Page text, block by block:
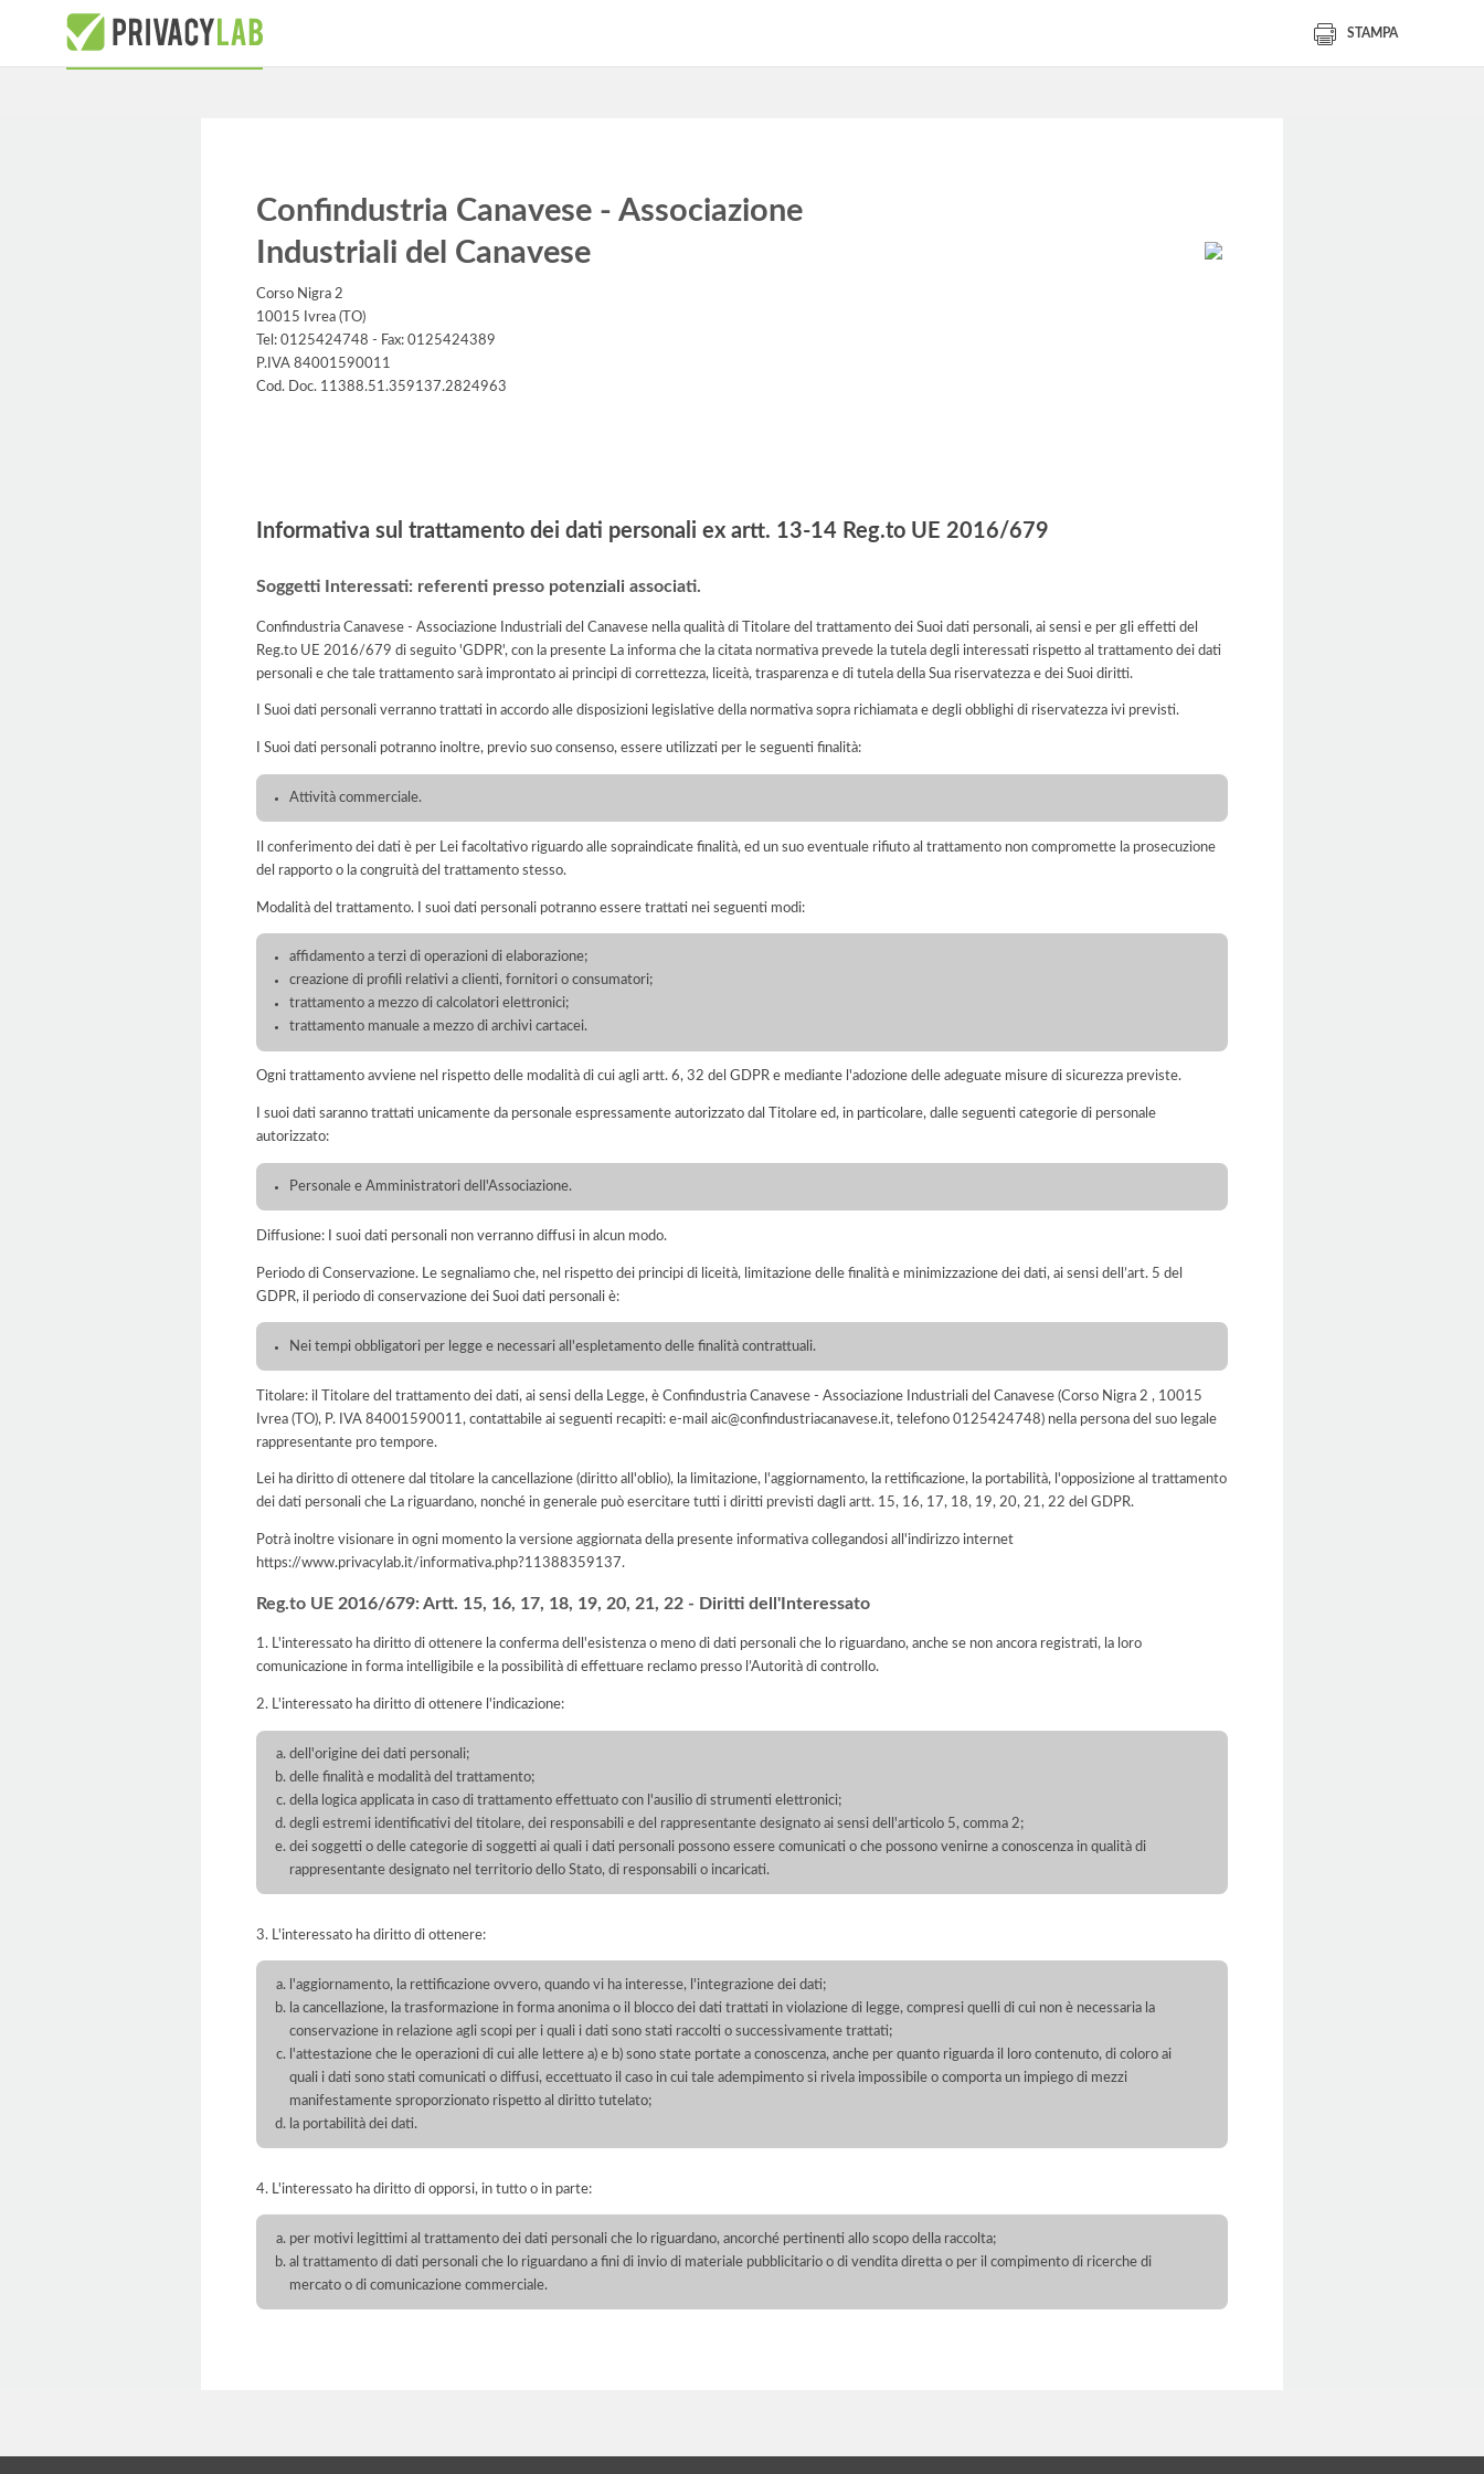
STAMPA
Confindustria Canavese - Associazione
Industriali del Canavese
Corso Nigra 2
10015 Ivrea (TO)
Tel: 0125424748 - Fax: 0125424389
P.IVA 84001590011
Cod. Doc. 11388.51.359137.2824963
Informativa sul trattamento dei dati personali ex artt. 13-14 Reg.to UE 2016/679
Soggetti Interessati: referenti presso potenziali associati.
Confindustria Canavese - Associazione Industriali del Canavese nella qualità di Titolare del trattamento dei Suoi dati personali, ai sensi e per gli effetti del
Reg.to UE 2016/679 di seguito 'GDPR', con la presente La informa che la citata normativa prevede la tutela degli interessati rispetto al trattamento dei dati
personali e che tale trattamento sarà improntato ai principi di correttezza, liceità, trasparenza e di tutela della Sua riservatezza e dei Suoi diritti.
I Suoi dati personali verranno trattati in accordo alle disposizioni legislative della normativa sopra richiamata e degli obblighi di riservatezza ivi previsti.
I Suoi dati personali potranno inoltre, previo suo consenso, essere utilizzati per le seguenti finalità:
Attività commerciale.
Il conferimento dei dati è per Lei facoltativo riguardo alle sopraindicate finalità, ed un suo eventuale rifiuto al trattamento non compromette la prosecuzione
del rapporto o la congruità del trattamento stesso.
Modalità del trattamento. I suoi dati personali potranno essere trattati nei seguenti modi:
affidamento a terzi di operazioni di elaborazione;
creazione di profili relativi a clienti, fornitori o consumatori;
trattamento a mezzo di calcolatori elettronici;
trattamento manuale a mezzo di archivi cartacei.
Ogni trattamento avviene nel rispetto delle modalità di cui agli artt. 6, 32 del GDPR e mediante l'adozione delle adeguate misure di sicurezza previste.
I suoi dati saranno trattati unicamente da personale espressamente autorizzato dal Titolare ed, in particolare, dalle seguenti categorie di personale
autorizzato:
Personale e Amministratori dell'Associazione.
Diffusione: I suoi dati personali non verranno diffusi in alcun modo.
Periodo di Conservazione. Le segnaliamo che, nel rispetto dei principi di liceità, limitazione delle finalità e minimizzazione dei dati, ai sensi dell’art. 5 del
GDPR, il periodo di conservazione dei Suoi dati personali è:
Nei tempi obbligatori per legge e necessari all'espletamento delle finalità contrattuali.
Titolare: il Titolare del trattamento dei dati, ai sensi della Legge, è Confindustria Canavese - Associazione Industriali del Canavese (Corso Nigra 2 , 10015
Ivrea (TO), P. IVA 84001590011, contattabile ai seguenti recapiti: e-mail aic@confindustriacanavese.it, telefono 0125424748) nella persona del suo legale
rappresentante pro tempore.
Lei ha diritto di ottenere dal titolare la cancellazione (diritto all'oblio), la limitazione, l'aggiornamento, la rettificazione, la portabilità, l'opposizione al trattamento
dei dati personali che La riguardano, nonché in generale può esercitare tutti i diritti previsti dagli artt. 15, 16, 17, 18, 19, 20, 21, 22 del GDPR.
Potrà inoltre visionare in ogni momento la versione aggiornata della presente informativa collegandosi all'indirizzo internet
https://www.privacylab.it/informativa.php?11388359137.
Reg.to UE 2016/679: Artt. 15, 16, 17, 18, 19, 20, 21, 22 - Diritti dell'Interessato
1. L'interessato ha diritto di ottenere la conferma dell'esistenza o meno di dati personali che lo riguardano, anche se non ancora registrati, la loro
comunicazione in forma intelligibile e la possibilità di effettuare reclamo presso l’Autorità di controllo.
2. L'interessato ha diritto di ottenere l'indicazione:
dell'origine dei dati personali;
delle finalità e modalità del trattamento;
della logica applicata in caso di trattamento effettuato con l'ausilio di strumenti elettronici;
degli estremi identificativi del titolare, dei responsabili e del rappresentante designato ai sensi dell'articolo 5, comma 2;
dei soggetti o delle categorie di soggetti ai quali i dati personali possono essere comunicati o che possono venirne a conoscenza in qualità di
rappresentante designato nel territorio dello Stato, di responsabili o incaricati.
3. L'interessato ha diritto di ottenere:
l'aggiornamento, la rettificazione ovvero, quando vi ha interesse, l'integrazione dei dati;
la cancellazione, la trasformazione in forma anonima o il blocco dei dati trattati in violazione di legge, compresi quelli di cui non è necessaria la
conservazione in relazione agli scopi per i quali i dati sono stati raccolti o successivamente trattati;
l'attestazione che le operazioni di cui alle lettere a) e b) sono state portate a conoscenza, anche per quanto riguarda il loro contenuto, di coloro ai
quali i dati sono stati comunicati o diffusi, eccettuato il caso in cui tale adempimento si rivela impossibile o comporta un impiego di mezzi
manifestamente sproporzionato rispetto al diritto tutelato;
la portabilità dei dati.
4. L'interessato ha diritto di opporsi, in tutto o in parte:
per motivi legittimi al trattamento dei dati personali che lo riguardano, ancorché pertinenti allo scopo della raccolta;
al trattamento di dati personali che lo riguardano a fini di invio di materiale pubblicitario o di vendita diretta o per il compimento di ricerche di
mercato o di comunicazione commerciale.